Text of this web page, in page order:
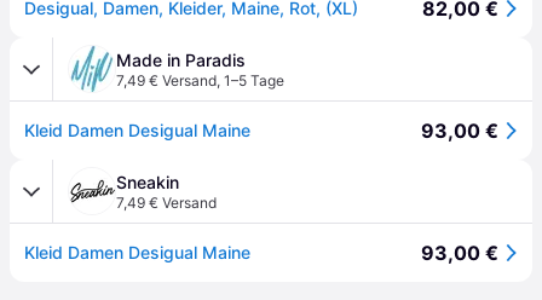
Desigual, Damen, Kleider, Maine, Rot, (XL) 82,00 €
Made in Paradis
7,49 € Versand, 1–5 Tage
Kleid Damen Desigual Maine 93,00 €
Sneakin
7,49 € Versand
Kleid Damen Desigual Maine 93,00 €